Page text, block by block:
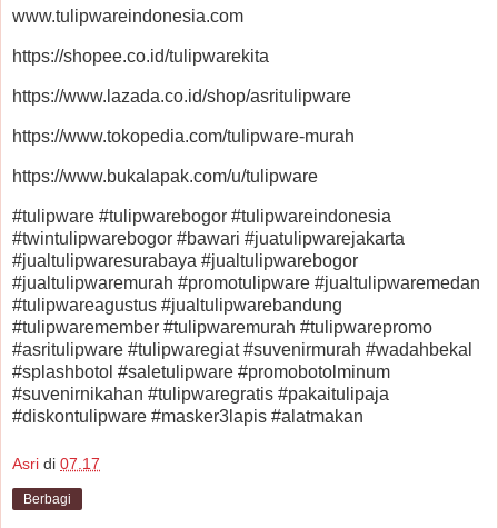
www.tulipwareindonesia.com
https://shopee.co.id/tulipwarekita
https://www.lazada.co.id/shop/asritulipware
https://www.tokopedia.com/tulipware-murah
https://www.bukalapak.com/u/tulipware
#tulipware #tulipwarebogor #tulipwareindonesia
#twintulipwarebogor #bawari #juatulipwarejakarta
#jualtulipwaresurabaya #jualtulipwarebogor
#jualtulipwaremurah #promotulipware #jualtulipwaremedan
#tulipwareagustus #jualtulipwarebandung
#tulipwaremember #tulipwaremurah #tulipwarepromo
#asritulipware #tulipwaregiat #suvenirmurah #wadahbekal
#splashbotol #saletulipware #promobotolminum
#suvenirnikahan #tulipwaregratis #pakaitulipaja
#diskontulipware #masker3lapis #alatmakan
Asri di 07.17
Berbagi